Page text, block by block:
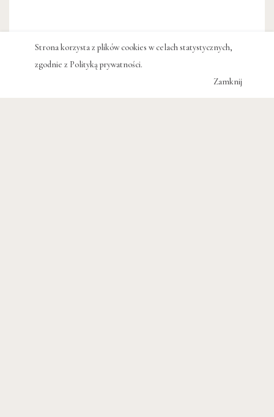
Strona korzysta z plików cookies w celach statystycznych,
zgodnie z Polityką prywatności.
Zamknij